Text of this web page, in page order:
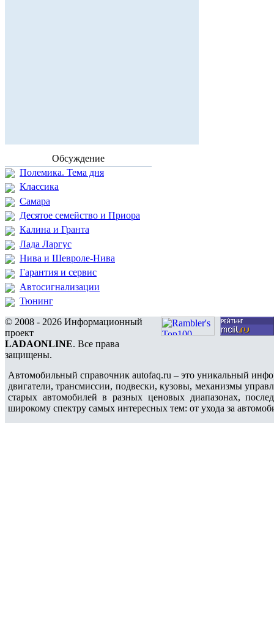
Обсуждение
Полемика. Тема дня
Классика
Самара
Десятое семейство и Приора
Калина и Гранта
Лада Ларгус
Нива и Шевроле-Нива
Гарантия и сервис
Автосигнализации
Тюнинг
© 2008 - 2026 Информационный
проект
LADAONLINE. Все права
защищены.
Автомобильный справочник autofaq.ru – это уникальный
двигатели, трансмиссии, подвески, кузовы, механизмы
старых автомобилей в разных ценовых диапазонах,
широкому спектру самых интересных тем: от ухода за